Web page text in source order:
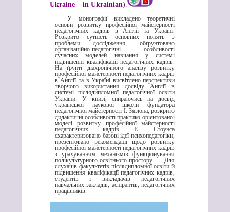
Ukraine – in Ukrainian).
У монографії викладено теоретичні
основи розвитку професійної майстерності
педагогічних кадрів в Англії та Україні.
Розкрито сутність основних понять з
проблеми дослідження, обґрунтовано
організаційно-педагогічні особливості
сучасних моделей навчання у системі
підвищенні кваліфікації педагогічних кадрів.
На ґрунті діахронічного аналізу розвитку
професійної майстерності педагогічних кадрів
в Англії та в Україні висвітлено перспективи
творчого використання досвіду Англії в
системі післядипломної педагогічної освіти
України. У книзі, спираючись на досвід
української наукової школи фундатора
педагогічної майстерності І. Зязюна, розкрито
дидактичні особливості практико-орієнтованої
моделі розвитку професійної майстерності
педагогічних кадрів Е. Стоунса
схарактеризовано базові ідеї психопедагогіки,
презентовано рекомендації щодо розвитку
професійної майстерності педагогічних кадрів
з урахуванням механізмів функціонування
полікультурного освітнього простору. Для
слухачів факультетів післядипломної освіти й
підвищення кваліфікації педагогічних кадрів,
студентів і викладачів педагогічних
навчальних закладів, аспірантів, педагогічних
працівників.